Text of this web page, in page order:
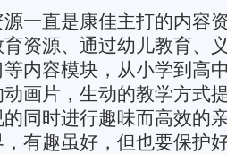
直是康佳主打的内容
资源、通过幼儿教育、
内容模块，从小学到高
画片，生动的教学方式
同时进行趣味而高效的
有趣虽好，但也要保护